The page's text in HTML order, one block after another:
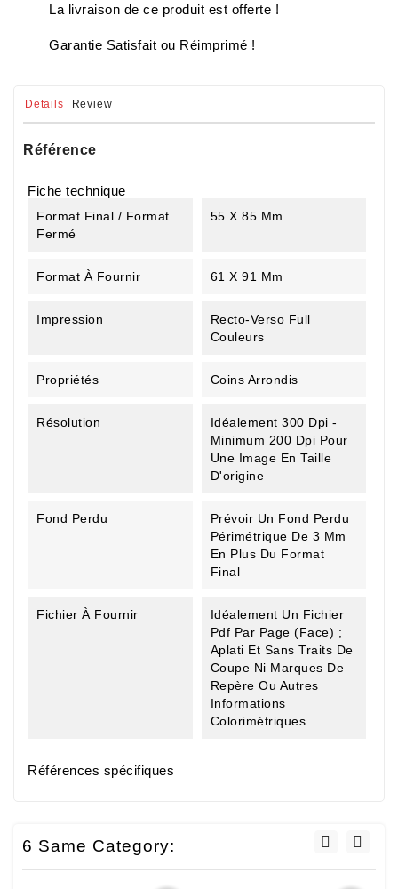
La livraison de ce produit est offerte !
Garantie Satisfait ou Réimprimé !
Details Review
Référence
Fiche technique
Format Final / Format
Fermé
55 X 85 Mm
Format À Fournir 61 X 91 Mm
Impression
Recto-Verso Full
Couleurs
Propriétés Coins Arrondis
Résolution
Idéalement 300 Dpi -
Minimum 200 Dpi Pour
Une Image En Taille
D'origine
Fond Perdu
Prévoir Un Fond Perdu
Périmétrique De 3 Mm
En Plus Du Format
Final
Fichier À Fournir
Idéalement Un Fichier
Pdf Par Page (Face) ;
Aplati Et Sans Traits De
Coupe Ni Marques De
Repère Ou Autres
Informations
Colorimétriques.
Références spécifiques
6 Same Category: